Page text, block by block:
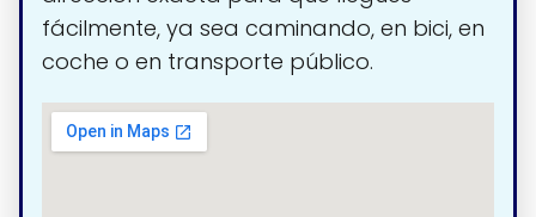
fácilmente, ya sea caminando, en bici, en
coche o en transporte público.